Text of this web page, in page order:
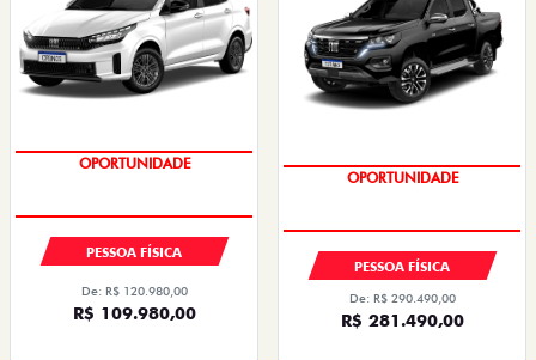
OPORTUNIDADE
PESSOA FÍSICA
De: R$ 120.980,00
R$ 109.980,00
PESSOA FÍSICA
De: R$ 290.490,00
R$ 281.490,00